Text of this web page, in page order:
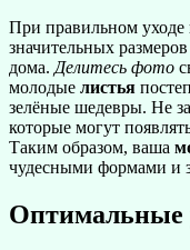
При правильном уходе
значительных
дома. Делитесь фото
молодые листья
зелёные шедевры. Не
которые могут
Таким образом, ваша
чудесными формами и
Оптимальные